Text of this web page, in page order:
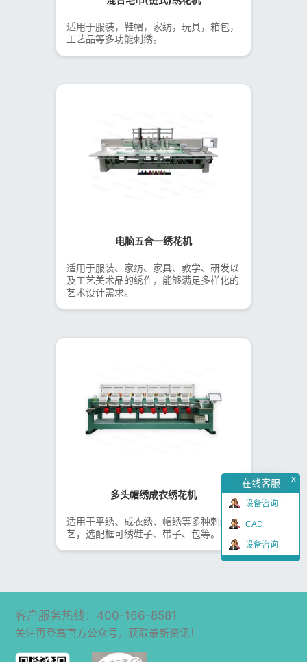
在线客服 x
设备咨询
CAD
设备咨询
适用于服装，鞋帽，家纺，玩具，箱包，
工艺品等多功能刺绣。
电脑五合一绣花机
适用于服装、家纺、家具、教学、研发以
及工艺美术品的绣作，能够满足多样化的
艺术设计需求。
多头帽绣成衣绣花机
适用于平绣、成衣绣、帽绣等多种刺绣工
艺，选配框可绣鞋子、带子、包等。
客户服务热线：400-166-8581
关注再登高官方公众号，获取最新资讯！